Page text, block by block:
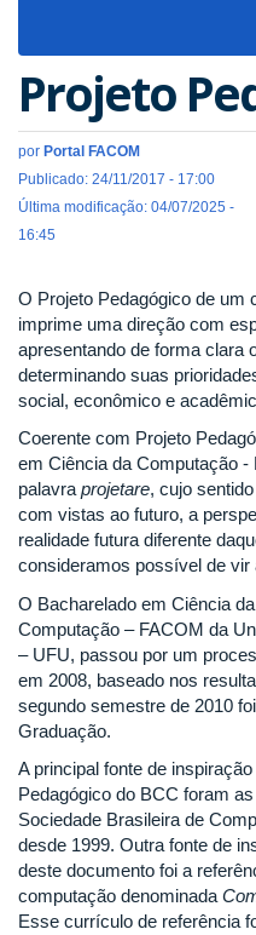
Projeto
por Portal FACOM
Publicado: 24/11/2017 - 17:00
Última modificação: 04/07/2025 -
16:45
O Projeto Pedagógico de um
imprime uma direção com
apresentando de forma clara
determinando suas
social, econômico e
Coerente com Projeto
em Ciência da Computação -
palavra projetare, cujo
com vistas ao futuro, a
realidade futura diferente
consideramos possível de vir
O Bacharelado em Ciência
Computação – FACOM da
– UFU, passou por um
em 2008, baseado nos
segundo semestre de 2010
Graduação.
A principal fonte de
Pedagógico do BCC foram
Sociedade Brasileira de
desde 1999. Outra fonte de
deste documento foi a
computação denominada
Esse currículo de referência